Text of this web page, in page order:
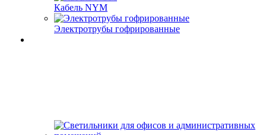
Кабель NYM
Электротрубы гофрированные